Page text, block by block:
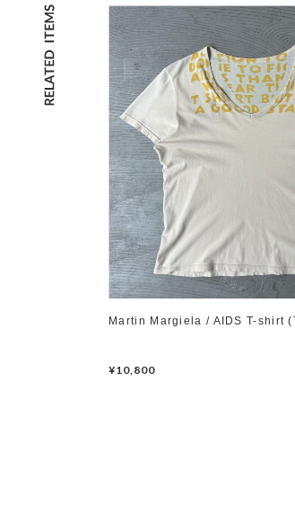
Martin Margiela / AIDS T-shirt
¥10,800